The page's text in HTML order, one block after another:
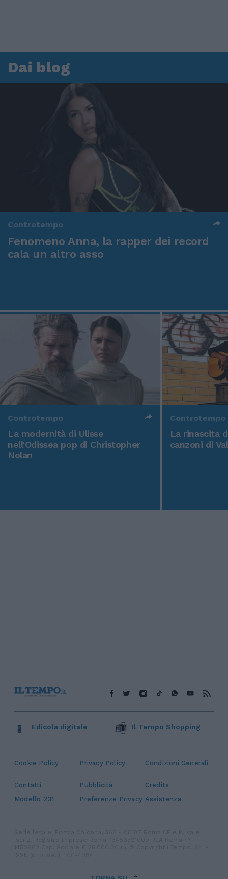
Dai blog
Controtempo
Fenomeno Anna, la rapper dei record
cala un altro asso
Controtempo
La modernità di Ulisse
nell'Odissea pop di Christopher
Nolan
Controtempo
La rinascita
canzoni di
Cookie Policy Privacy Policy Condizioni Generali
Contatti Pubblicità
Credits
Modello 231
Preferenze Privacy Assistenza
Edicola digitale Il Tempo Shopping